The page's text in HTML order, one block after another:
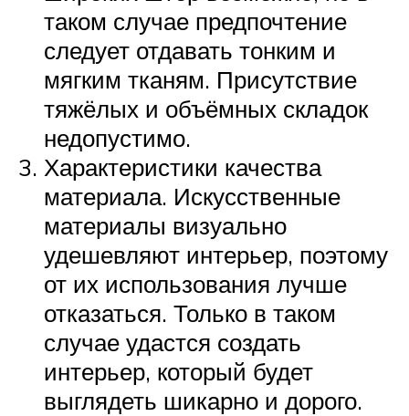
таком случае предпочтение
следует отдавать тонким и
мягким тканям. Присутствие
тяжёлых и объёмных складок
недопустимо.
Характеристики качества
материала. Искусственные
материалы визуально
удешевляют интерьер, поэтому
от их использования лучше
отказаться. Только в таком
случае удастся создать
интерьер, который будет
выглядеть шикарно и дорого.